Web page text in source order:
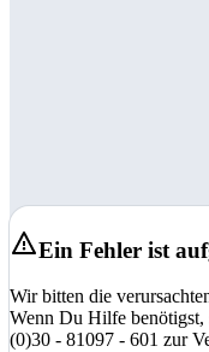
Ein Fehler ist
Wir bitten die
Wenn Du Hilfe benötigst,
(0)30 - 81097 - 601 zur